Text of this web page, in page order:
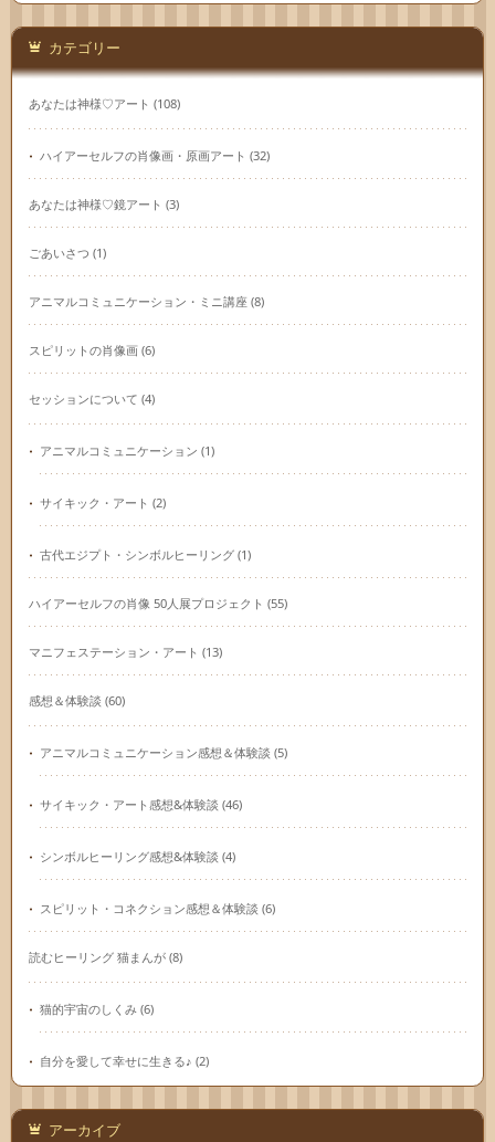
カテゴリー
あなたは神様♡アート (108)
ハイアーセルフの肖像画・原画アート (32)
あなたは神様♡鏡アート (3)
ごあいさつ (1)
アニマルコミュニケーション・ミニ講座 (8)
スピリットの肖像画 (6)
セッションについて (4)
アニマルコミュニケーション (1)
サイキック・アート (2)
古代エジプト・シンボルヒーリング (1)
ハイアーセルフの肖像 50人展プロジェクト (55)
マニフェステーション・アート (13)
感想＆体験談 (60)
アニマルコミュニケーション感想＆体験談 (5)
サイキック・アート感想&体験談 (46)
シンボルヒーリング感想&体験談 (4)
スピリット・コネクション感想＆体験談 (6)
読むヒーリング 猫まんが (8)
猫的宇宙のしくみ (6)
自分を愛して幸せに生きる♪ (2)
アーカイブ